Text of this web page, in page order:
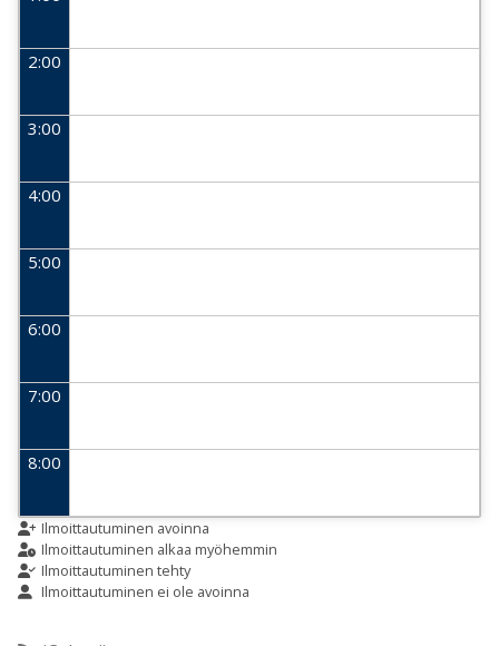
2:00
3:00
4:00
5:00
6:00
7:00
8:00
9:00
10:00
Ilmoittautuminen avoinna
Ilmoittautuminen alkaa myöhemmin
Ilmoittautuminen tehty
Ilmoittautuminen ei ole avoinna